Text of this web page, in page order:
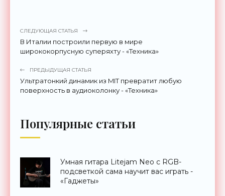
СЛЕДУЮЩАЯ СТАТЬЯ
В Италии построили первую в мире
ширококорпусную суперяхту - «Техника»
ПРЕДЫДУЩАЯ СТАТЬЯ
Ультратонкий динамик из MIT превратит любую
поверхность в аудиоколонку - «Техника»
Популярные статьи
Умная гитара Litejam Neo с RGB-
подсветкой сама научит вас играть -
«Гаджеты»